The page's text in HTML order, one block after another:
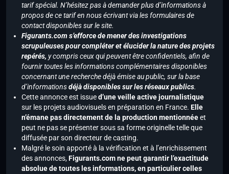
tarif spécial. N’hésitez pas à demander plus d’informations à
propos de ce tarif en nous écrivant via les formulaires de
contact disponibles sur le site.
Figurants.com s’efforce de mener des investigations
scrupuleuses pour compléter et élucider la nature des projets
repérés, y compris ceux qui peuvent être confidentiels, afin de
fournir toutes les informations complémentaires disponibles
concernant une recherche déjà émise au public, sur la base
d’informationsdéjà disponibles sur les réseaux publics.
Cette annonce est issued’une veille active journalistique
sur les projets audiovisuels en préparation en France. Elle
n’émane pas directement de la production mentionnéeet
peut ne pas se présenter sous sa forme originelle telle que
diffusée par son directeur de casting.
Malgré le soin apporté à la vérification et à l’enrichissement
des annonces,Figurants.com ne peut garantir l’exactitude
absolue de toutes les informations, en particulier celles